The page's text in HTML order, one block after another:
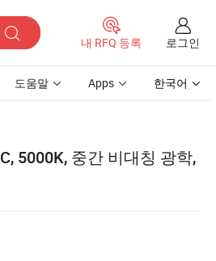
내 RFQ 등록 로그인
도움말 Apps 한국어
5000K, 중간 비대칭 광학,